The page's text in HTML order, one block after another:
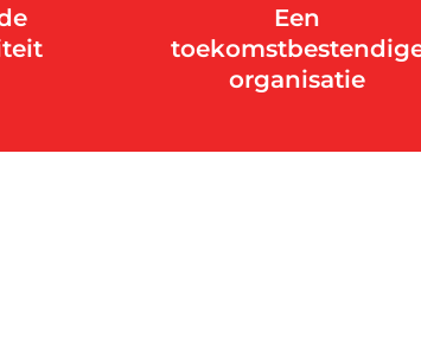
Een
organisatie